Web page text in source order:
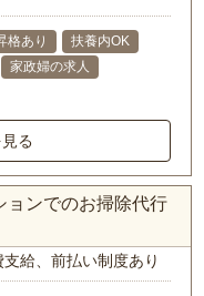
格あり
扶養内OK
家政婦の求人
る
ョンでのお掃除代行
支給、前払い制度あり